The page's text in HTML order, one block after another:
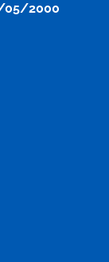
05/2000